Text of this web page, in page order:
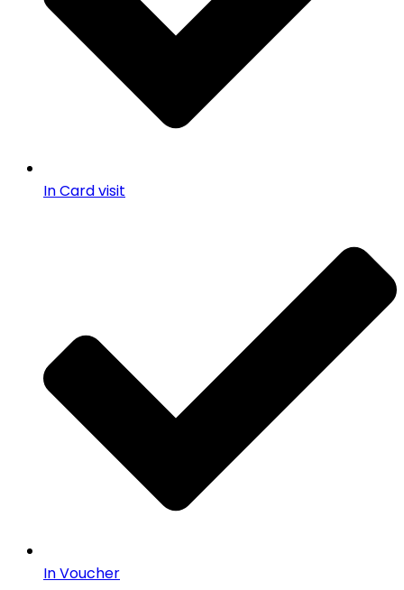
In Card visit
In Voucher